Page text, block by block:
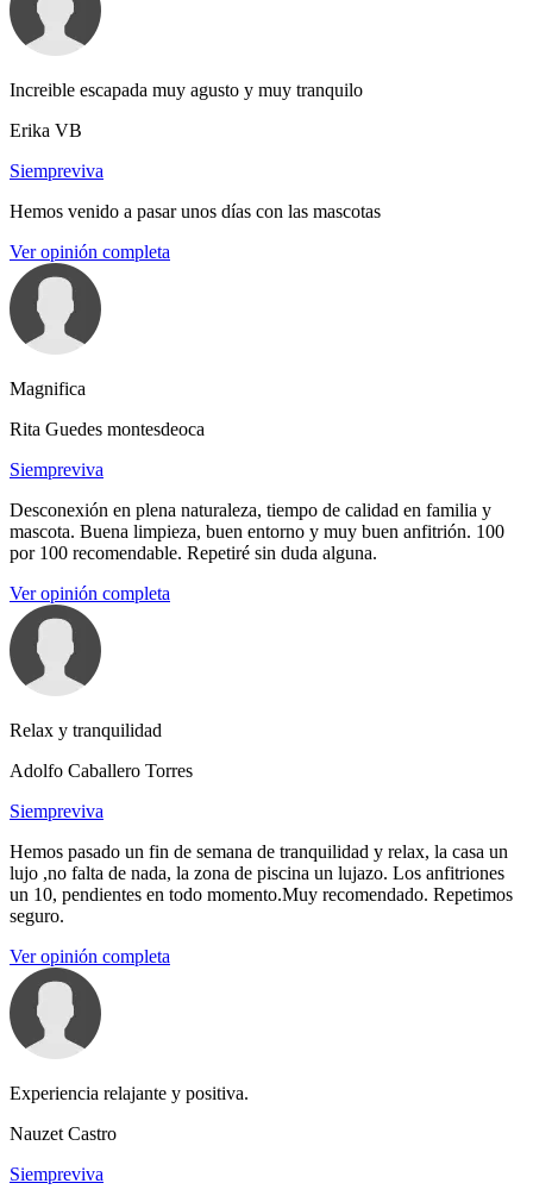
Increible escapada muy agusto y muy tranquilo
Erika VB
Siempreviva
Hemos venido a pasar unos días con las mascotas
Ver opinión completa
Magnifica
Rita Guedes montesdeoca
Siempreviva
Desconexión en plena naturaleza, tiempo de calidad en familia y
mascota. Buena limpieza, buen entorno y muy buen anfitrión. 100
por 100 recomendable. Repetiré sin duda alguna.
Ver opinión completa
Relax y tranquilidad
Adolfo Caballero Torres
Siempreviva
Hemos pasado un fin de semana de tranquilidad y relax, la casa un
lujo ,no falta de nada, la zona de piscina un lujazo. Los anfitriones
un 10, pendientes en todo momento.Muy recomendado. Repetimos
seguro.
Ver opinión completa
Experiencia relajante y positiva.
Nauzet Castro
Siempreviva